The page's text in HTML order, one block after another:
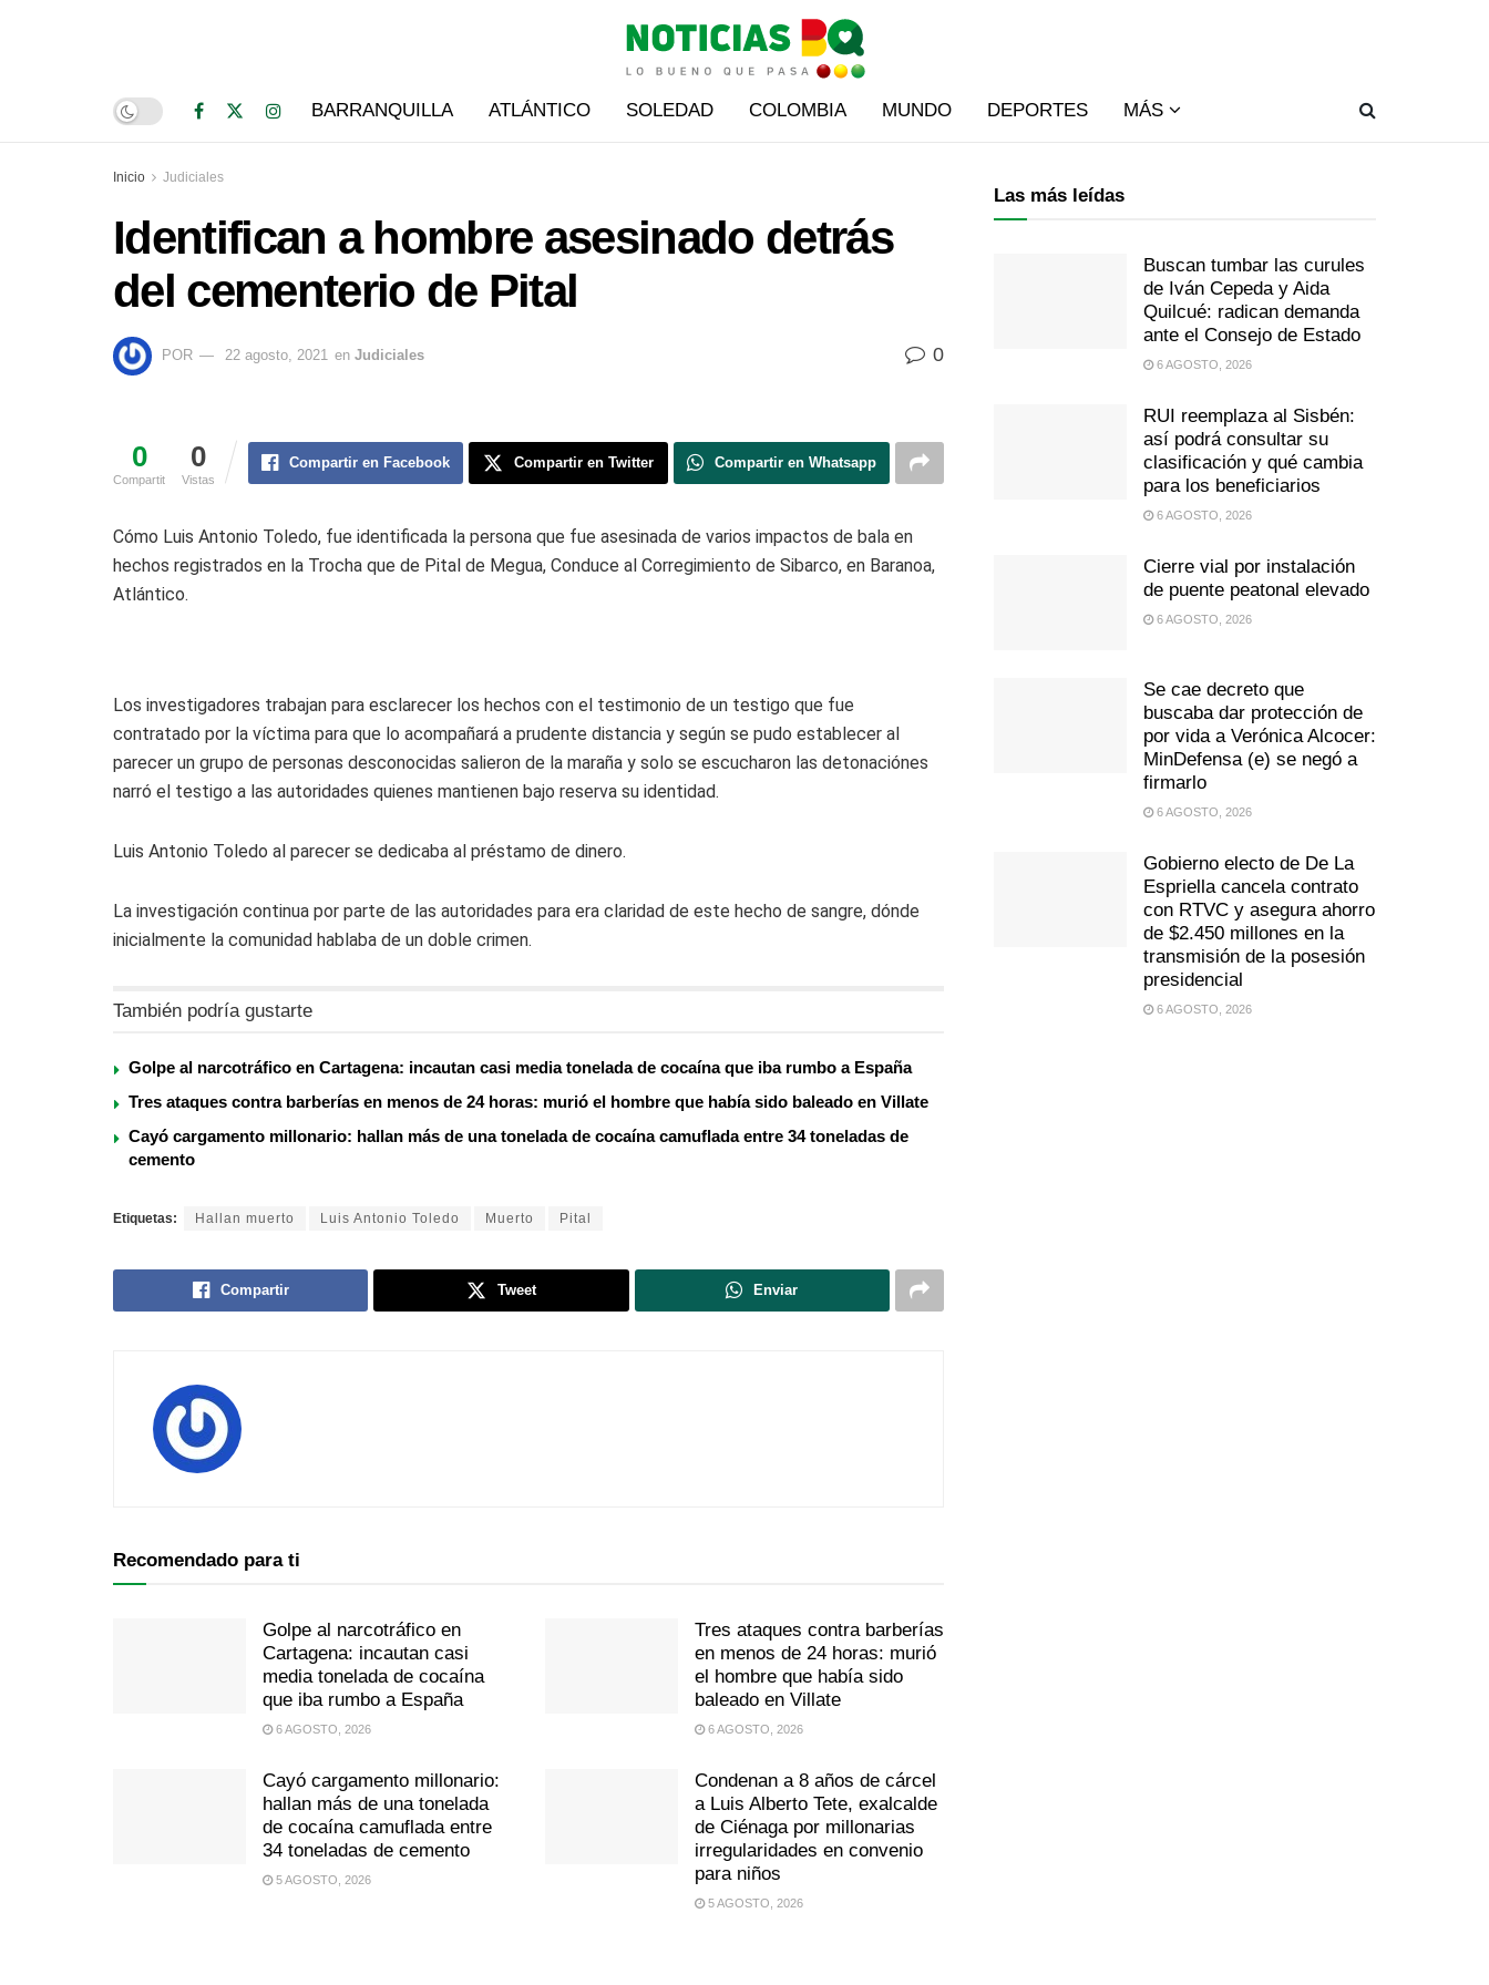
BARRANQUILLA ATLÁNTICO SOLEDAD COLOMBIA MUNDO DEPORTES MÁS
Inicio Judiciales
Identifican a hombre asesinado detrás
del cementerio de Pital
POR 22 agosto, 2021 en Judiciales 0
0
Compartit
0
Vistas
Compartir en Facebook Compartir en Twitter Compartir en Whatsapp
Cómo Luis Antonio Toledo, fue identificada la persona que fue asesinada de varios impactos de bala en
hechos registrados en la Trocha que de Pital de Megua, Conduce al Corregimiento de Sibarco, en Baranoa,
Atlántico.
Los investigadores trabajan para esclarecer los hechos con el testimonio de un testigo que fue
contratado por la víctima para que lo acompañará a prudente distancia y según se pudo establecer al
parecer un grupo de personas desconocidas salieron de la maraña y solo se escucharon las detonaciónes
narró el testigo a las autoridades quienes mantienen bajo reserva su identidad.
Luis Antonio Toledo al parecer se dedicaba al préstamo de dinero.
La investigación continua por parte de las autoridades para era claridad de este hecho de sangre, dónde
inicialmente la comunidad hablaba de un doble crimen.
También podría gustarte
Golpe al narcotráfico en Cartagena: incautan casi media tonelada de cocaína que iba rumbo a España
Tres ataques contra barberías en menos de 24 horas: murió el hombre que había sido baleado en Villate
Cayó cargamento millonario: hallan más de una tonelada de cocaína camuflada entre 34 toneladas de
cemento
Etiquetas: Hallan muerto Luis Antonio Toledo Muerto Pital
Compartir Tweet Enviar
Recomendado para ti
Golpe al narcotráfico en
Cartagena: incautan casi
media tonelada de cocaína
que iba rumbo a España
6 AGOSTO, 2026
Tres ataques contra barberías
en menos de 24 horas: murió
el hombre que había sido
baleado en Villate
6 AGOSTO, 2026
Cayó cargamento millonario:
hallan más de una tonelada
de cocaína camuflada entre
34 toneladas de cemento
5 AGOSTO, 2026
Condenan a 8 años de cárcel
a Luis Alberto Tete, exalcalde
de Ciénaga por millonarias
irregularidades en convenio
para niños
5 AGOSTO, 2026
Las más leídas
Buscan tumbar las curules
de Iván Cepeda y Aida
Quilcué: radican demanda
ante el Consejo de Estado
6 AGOSTO, 2026
RUI reemplaza al Sisbén:
así podrá consultar su
clasificación y qué cambia
para los beneficiarios
6 AGOSTO, 2026
Cierre vial por instalación
de puente peatonal elevado
6 AGOSTO, 2026
Se cae decreto que
buscaba dar protección de
por vida a Verónica Alcocer:
MinDefensa (e) se negó a
firmarlo
6 AGOSTO, 2026
Gobierno electo de De La
Espriella cancela contrato
con RTVC y asegura ahorro
de $2.450 millones en la
transmisión de la posesión
presidencial
6 AGOSTO, 2026